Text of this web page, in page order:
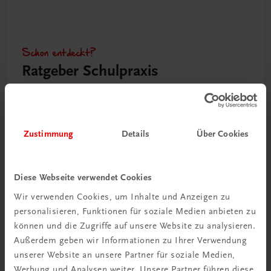
Zustimmung Details Über Cookies
Diese Webseite verwendet Cookies
Wir verwenden Cookies, um Inhalte und Anzeigen zu
personalisieren, Funktionen für soziale Medien anbieten zu
können und die Zugriffe auf unsere Website zu analysieren.
Außerdem geben wir Informationen zu Ihrer Verwendung
unserer Website an unsere Partner für soziale Medien,
Schon entdeckt?
Ratgeber Schulpraxis
Neu in der DigiBox